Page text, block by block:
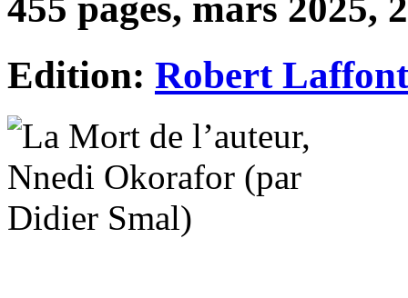
Edition: Robert Laffont